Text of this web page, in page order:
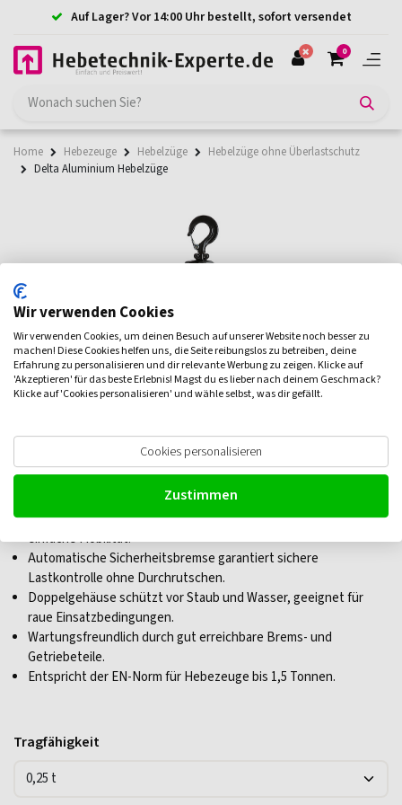
Auf Lager? Vor 14:00 Uhr bestellt, sofort versendet
0
Home Hebezeuge Hebelzüge
Hebelzüge ohne Überlastschutz
Delta Aluminium Hebelzüge
Delta Aluminium Hebelzüge
Kompaktes und leichtes Design mit Aluminiumgehäuse für
einfache Mobilität.
Automatische Sicherheitsbremse garantiert sichere
Lastkontrolle ohne Durchrutschen.
Doppelgehäuse schützt vor Staub und Wasser, geeignet für
raue Einsatzbedingungen.
Wartungsfreundlich durch gut erreichbare Brems- und
Getriebeteile.
Entspricht der EN-Norm für Hebezeuge bis 1,5 Tonnen.
Tragfähigkeit
Wir verwenden Cookies
Wir verwenden Cookies, um deinen Besuch auf unserer Website noch besser zu
machen! Diese Cookies helfen uns, die Seite reibungslos zu betreiben, deine
Erfahrung zu personalisieren und dir relevante Werbung zu zeigen. Klicke auf
'Akzeptieren' für das beste Erlebnis! Magst du es lieber nach deinem Geschmack?
Klicke auf 'Cookies personalisieren' und wähle selbst, was dir gefällt.
Cookies personalisieren
Zustimmen